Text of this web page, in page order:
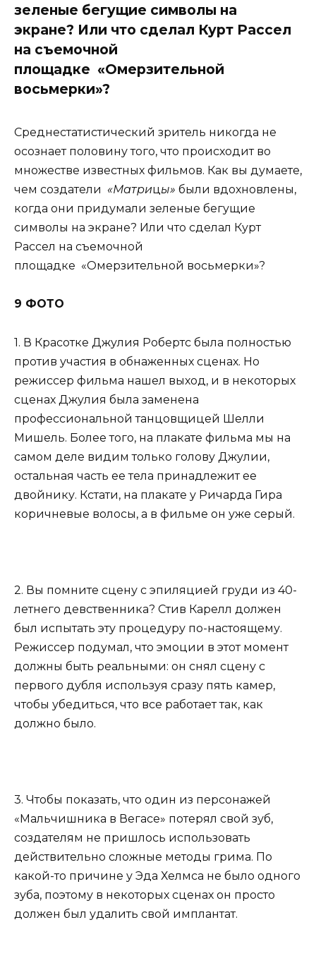
зеленые бегущие символы на
экране? Или что сделал Курт Рассел
на съемочной
площадке «Омерзительной
восьмерки»?
Среднестатистический зритель никогда не
осознает половину того, что происходит во
множестве известных фильмов. Как вы думаете,
чем создатели «Матрицы» были вдохновлены,
когда они придумали зеленые бегущие
символы на экране? Или что сделал Курт
Рассел на съемочной
площадке «Омерзительной восьмерки»?
9 ФОТО
1. В Красотке Джулия Робертс была полностью
против участия в обнаженных сценах. Но
режиссер фильма нашел выход, и в некоторых
сценах Джулия была заменена
профессиональной танцовщицей Шелли
Мишель. Более того, на плакате фильма мы на
самом деле видим только голову Джулии,
остальная часть ее тела принадлежит ее
двойнику. Кстати, на плакате у Ричарда Гира
коричневые волосы, а в фильме он уже серый.
2. Вы помните сцену с эпиляцией груди из 40-
летнего девственника? Стив Карелл должен
был испытать эту процедуру по-настоящему.
Режиссер подумал, что эмоции в этот момент
должны быть реальными: он снял сцену с
первого дубля используя сразу пять камер,
чтобы убедиться, что все работает так, как
должно было.
3. Чтобы показать, что один из персонажей
«Мальчишника в Вегасе» потерял свой зуб,
создателям не пришлось использовать
действительно сложные методы грима. По
какой-то причине у Эда Хелмса не было одного
зуба, поэтому в некоторых сценах он просто
должен был удалить свой имплантат.